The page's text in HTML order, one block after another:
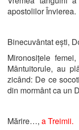
apostolilor Învierea.
Binecuvântat ești,
Mironosițele
Mântuitorule, au
zicând: De ce
din mormânt ca un
Mărire…, a Treimii.